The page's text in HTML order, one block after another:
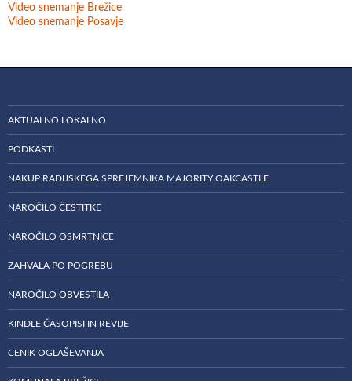
Video snemanje Brežice
Video snemanje Posavje
AKTUALNO LOKALNO
PODKASTI
NAKUP RADIJSKEGA SPREJEMNIKA MAJORITY OAKCASTLE
NAROČILO ČESTITKE
NAROČILO OSMRTNICE
ZAHVALA PO POGREBU
NAROČILO OBVESTILA
KINDLE ČASOPISI IN REVIJE
CENIK OGLAŠEVANJA